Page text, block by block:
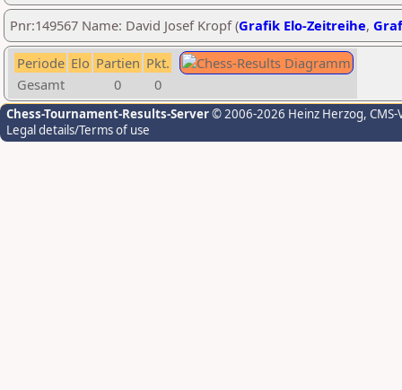
Pnr:149567 Name: David Josef Kropf (Grafik Elo-Zeitreihe,
Periode Elo Partien Pkt.
Gesamt
0 0
Chess-Tournament-Results-Server© 2006-2026 Heinz Herzog,
Legal details/Terms of use